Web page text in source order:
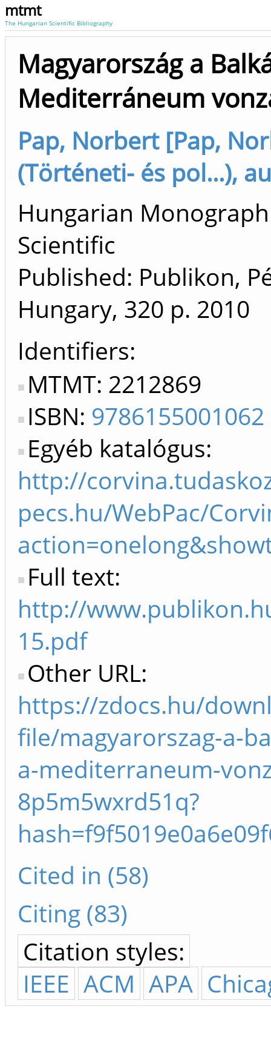
mtmt
The Hungarian Scientific Bibliography
Magyarország a
Mediterráneum
Pap, Norbert [Pap,
(Történeti- és pol...),
Hungarian
Scientific
Published: Publikon,
Hungary, 320 p. 2010
Identifiers
MTMT: 2212869
ISBN: 9786155001062
Egyéb katalógus:
http://
pecs.hu/WebPac/
Full text:
http://
15.pdf
Other URL:
https://zdocs.hu/
file/magyarorszag-a-
a-mediterraneum-
8p5m5wxrd51q?
Cited in (58)
Citing (83)
Citation styles:
IEEE ACM APA